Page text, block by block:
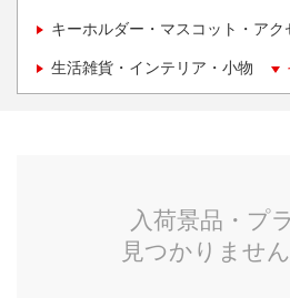
キーホルダー・マスコット・アク
生活雑貨・インテリア・小物